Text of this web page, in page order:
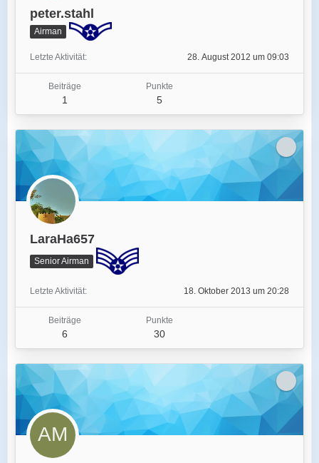
peter.stahl
Airman
Letzte Aktivität 28. August 2012 um 09:03
Beiträge
1
Punkte
5
LaraHa657
Senior Airman
Letzte Aktivität 18. Oktober 2013 um 20:28
Beiträge
6
Punkte
30